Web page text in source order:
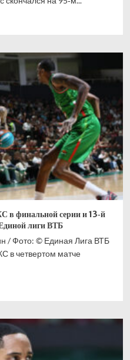
финальной серии и 13‑й
лиги ВТБ
/ Фото: © Единая Лига ВТБ
в четвертом матче